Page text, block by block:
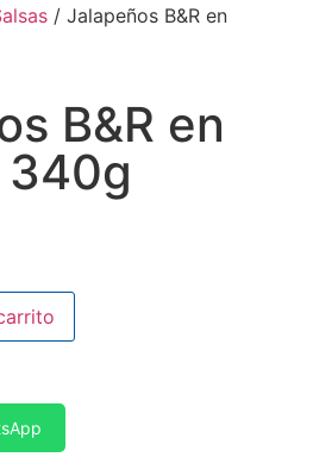
/ Jalapeños B&R en
B&R en
340g